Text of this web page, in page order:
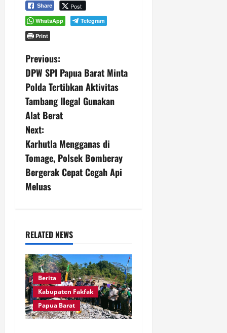
Share Post
WhatsApp
Telegram
Print
P
o
s
t
n
a
v
g
a
t
i
o
Previous:
DPW SPI Papua Barat Minta
Polda Tertibkan Aktivitas
Tambang Ilegal Gunakan
Alat Berat
Next:
Karhutla Mengganas di
Tomage, Polsek Bomberay
Bergerak Cepat Cegah Api
Meluas
RELATED NEWS
Berita
Kabupaten Fakfak
Papua Barat